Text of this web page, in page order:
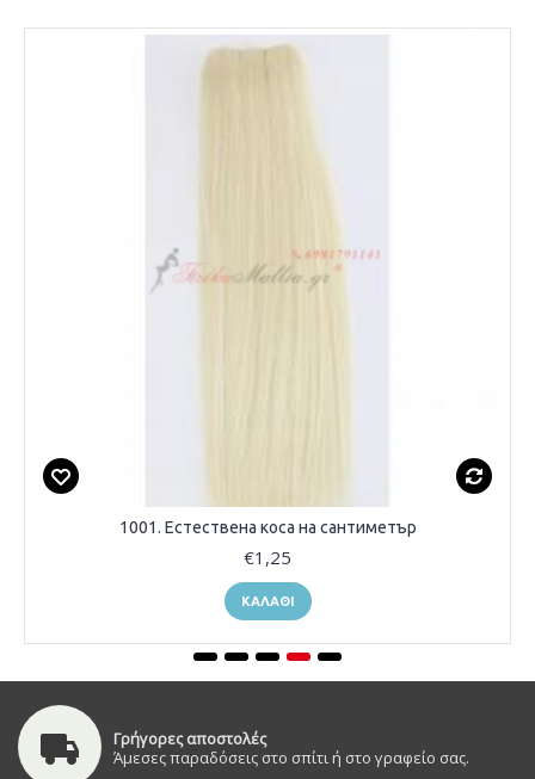
1001. Естествена коса на сантиметър
€1,25
ΚΑΛΆΘΙ
Γρήγορες αποστολές
Άμεσες παραδόσεις στο σπίτι ή στο γραφείο σας.